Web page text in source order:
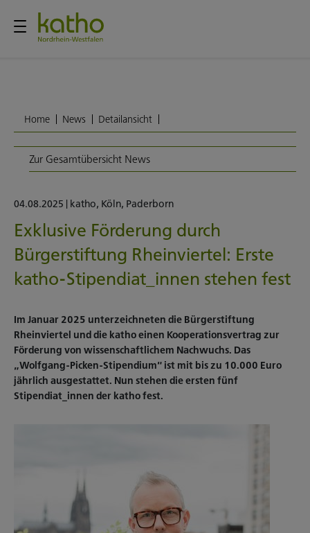
Home News Detailansicht
Zur Gesamtübersicht News
04.08.2025 katho, Köln, Paderborn
Exklusive Förderung durch
Bürgerstiftung Rheinviertel: Erste
katho-Stipendiat_innen stehen fest
Im Januar 2025 unterzeichneten die Bürgerstiftung
Rheinviertel und die katho einen Kooperationsvertrag zur
Förderung von wissenschaftlichem Nachwuchs. Das
„Wolfgang-Picken-Stipendium“ ist mit bis zu 10.000 Euro
jährlich ausgestattet. Nun stehen die ersten fünf
Stipendiat_innen der katho fest.